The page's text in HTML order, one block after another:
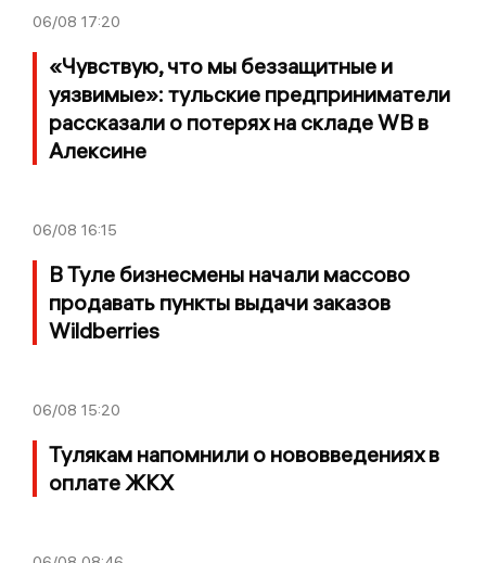
06/08 17:20
«Чувствую, что мы беззащитные и
уязвимые»: тульские предприниматели
рассказали о потерях на складе WB в
Алексине
06/08 16:15
В Туле бизнесмены начали массово
продавать пункты выдачи заказов
Wildberries
06/08 15:20
Тулякам напомнили о нововведениях в
оплате ЖКХ